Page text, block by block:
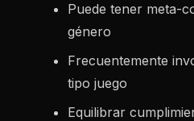
Puede tener meta-
género
Frecuentemente
tipo juego
Equilibrar